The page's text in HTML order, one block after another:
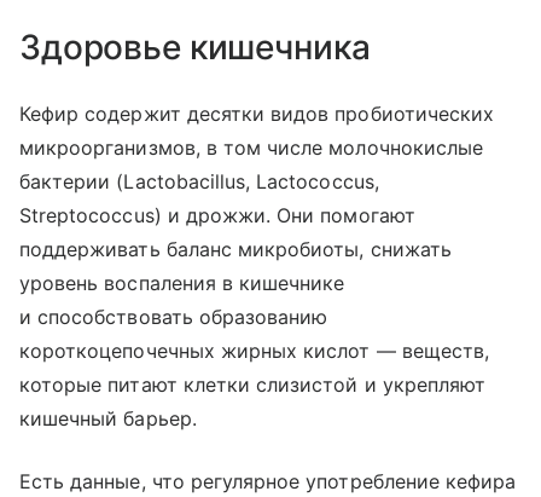
Здоровье кишечника
Кефир содержит десятки видов пробиотических
микроорганизмов, в том числе молочнокислые
бактерии (Lactobacillus, Lactococcus,
Streptococcus) и дрожжи. Они помогают
поддерживать баланс микробиоты, снижать
уровень воспаления в кишечнике
и способствовать образованию
короткоцепочечных жирных кислот — веществ,
которые питают клетки слизистой и укрепляют
кишечный барьер.
Есть данные, что регулярное употребление кефира